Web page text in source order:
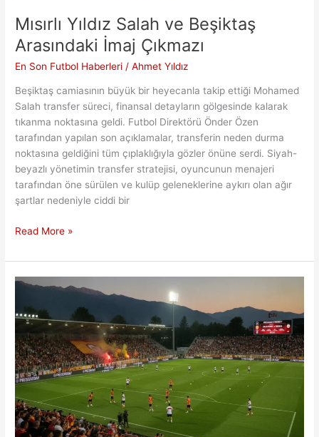
Mısırlı Yıldız Salah ve Beşiktaş
Arasındaki İmaj Çıkmazı
En Son Futbol Haberleri /Ahmet Yıldız
Beşiktaş camiasının büyük bir heyecanla takip ettiği Mohamed
Salah transfer süreci, finansal detayların gölgesinde kalarak
tıkanma noktasına geldi. Futbol Direktörü Önder Özen
tarafından yapılan son açıklamalar, transferin neden durma
noktasına geldiğini tüm çıplaklığıyla gözler önüne serdi. Siyah-
beyazlı yönetimin transfer stratejisi, oyuncunun menajeri
tarafından öne sürülen ve kulüp geleneklerine aykırı olan ağır
şartlar nedeniyle ciddi bir
Mısırlı
Salah
ve
Arasındaki
İmaj
Çıkmazı
Read More »